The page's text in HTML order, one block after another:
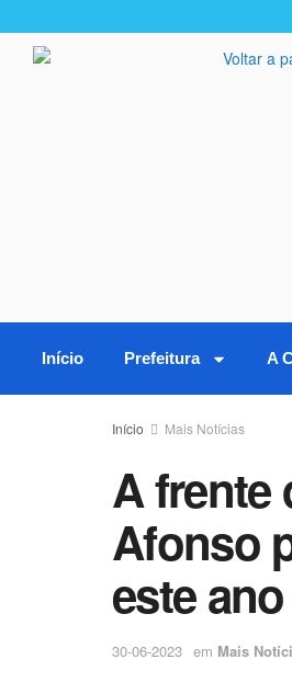
Início Prefeitura A
Início Mais Notícias
A frente
Afonso
este ano
30-06-2023 em Mais